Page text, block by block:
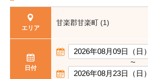
エリア
甘楽郡甘楽町 (1)
日付
〜